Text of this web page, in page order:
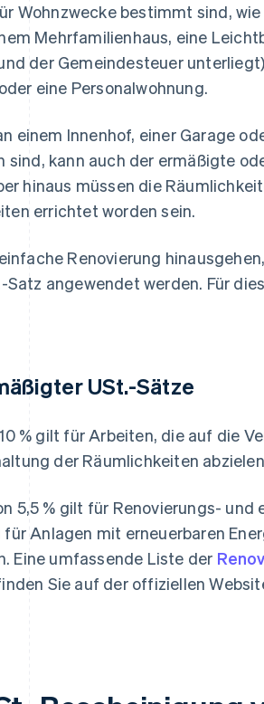
Wohnzwecke bestimmt sind, wie
Mehrfamilienhaus, eine
der Gemeindesteuer
eine Personalwohnung.
einem Innenhof, einer Garage
sind, kann auch der ermäßigte
hinaus müssen die
errichtet worden sein.
Renovierung
angewendet werden. Für
USt.-Sätze
% gilt für Arbeiten, die auf die
der Räumlichkeiten
5,5 % gilt für Renovierungs- und
Anlagen mit erneuerbaren
Eine umfassende Liste der
Sie auf der offiziellen